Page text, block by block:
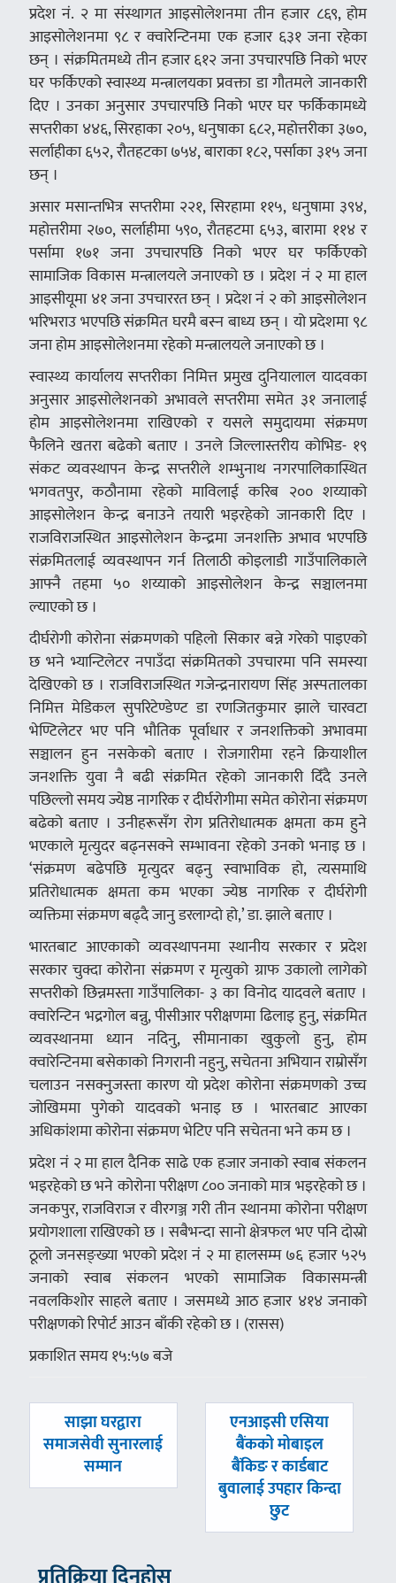
प्रदेश नं. २ मा संस्थागत आइसोलेशनमा तीन हजार ८६९, होम
आइसोलेशनमा ९८ र क्वारेन्टिनमा एक हजार ६३१ जना रहेका
छन् । संक्रमितमध्ये तीन हजार ६१२ जना उपचारपछि निको भएर
घर फर्किएको स्वास्थ्य मन्त्रालयका प्रवक्ता डा गौतमले जानकारी
दिए । उनका अनुसार उपचारपछि निको भएर घर फर्किकामध्ये
सप्तरीका ४४६, सिरहाका २०५, धनुषाका ६८२, महोत्तरीका ३७०,
सर्लाहीका ६५२, रौतहटका ७५४, बाराका १८२, पर्साका ३१५ जना
छन् ।
असार मसान्तभित्र सप्तरीमा २२१, सिरहामा ११५, धनुषामा ३९४,
महोत्तरीमा २७०, सर्लाहीमा ५९०, रौतहटमा ६५३, बारामा ११४ र
पर्सामा १७१ जना उपचारपछि निको भएर घर फर्किएको
सामाजिक विकास मन्त्रालयले जनाएको छ । प्रदेश नं २ मा हाल
आइसीयूमा ४१ जना उपचाररत छन् । प्रदेश नं २ को आइसोलेशन
भरिभराउ भएपछि संक्रमित घरमै बस्न बाध्य छन् । यो प्रदेशमा ९८
जना होम आइसोलेशनमा रहेको मन्त्रालयले जनाएको छ ।
स्वास्थ्य कार्यालय सप्तरीका निमित्त प्रमुख दुनियालाल यादवका
अनुसार आइसोलेशनको अभावले सप्तरीमा समेत ३१ जनालाई
होम आइसोलेशनमा राखिएको र यसले समुदायमा संक्रमण
फैलिने खतरा बढेको बताए । उनले जिल्लास्तरीय कोभिड- १९
संकट व्यवस्थापन केन्द्र सप्तरीले शम्भुनाथ नगरपालिकास्थित
भगवतपुर, कठौनामा रहेको माविलाई करिब २०० शय्याको
आइसोलेशन केन्द्र बनाउने तयारी भइरहेको जानकारी दिए ।
राजविराजस्थित आइसोलेशन केन्द्रमा जनशक्ति अभाव भएपछि
संक्रमितलाई व्यवस्थापन गर्न तिलाठी कोइलाडी गाउँपालिकाले
आफ्नै तहमा ५० शय्याको आइसोलेशन केन्द्र सञ्चालनमा
ल्याएको छ ।
दीर्घरोगी कोरोना संक्रमणको पहिलो सिकार बन्ने गरेको पाइएको
छ भने भ्यान्टिलेटर नपाउँदा संक्रमितको उपचारमा पनि समस्या
देखिएको छ । राजविराजस्थित गजेन्द्रनारायण सिंह अस्पतालका
निमित्त मेडिकल सुपरिटेण्डेण्ट डा‍ रणजितकुमार झाले चारवटा
भेण्टिलेटर भए पनि भौतिक पूर्वाधार र जनशक्तिको अभावमा
सञ्चालन हुन नसकेको बताए । रोजगारीमा रहने क्रियाशील
जनशक्ति युवा नै बढी संक्रमित रहेको जानकारी दिँदै उनले
पछिल्लो समय ज्येष्ठ नागरिक र दीर्घरोगीमा समेत कोरोना संक्रमण
बढेको बताए । उनीहरूसँग रोग प्रतिरोधात्मक क्षमता कम हुने
भएकाले मृत्युदर बढ्नसक्ने सम्भावना रहेको उनको भनाइ छ ।
‘संक्रमण बढेपछि मृत्युदर बढ्नु स्वाभाविक हो, त्यसमाथि
प्रतिरोधात्मक क्षमता कम भएका ज्येष्ठ नागरिक र दीर्घरोगी
व्यक्तिमा संक्रमण बढ्दै जानु डरलाग्दो हो,’ डा. झाले बताए ।
भारतबाट आएकाको व्यवस्थापनमा स्थानीय सरकार र प्रदेश
सरकार चुक्दा कोरोना संक्रमण र मृत्युको ग्राफ उकालो लागेको
सप्तरीको छिन्नमस्ता गाउँपालिका- ३ का विनोद यादवले बताए ।
क्वारेन्टिन भद्रगोल बन्नु, पीसीआर परीक्षणमा ढिलाइ हुनु, संक्रमित
व्यवस्थानमा ध्यान नदिनु, सीमानाका खुकुलो हुनु, होम
क्वारेन्टिनमा बसेकाको निगरानी नहुनु, सचेतना अभियान राम्रोसँग
चलाउन नसक्नुजस्ता कारण यो प्रदेश कोरोना संक्रमणको उच्च
जोखिममा पुगेको यादवको भनाइ छ । भारतबाट आएका
अधिकांशमा कोरोना संक्रमण भेटिए पनि सचेतना भने कम छ ।
प्रदेश नं २ मा हाल दैनिक साढे एक हजार जनाको स्वाब संकलन
भइरहेको छ भने कोरोना परीक्षण ८०० जनाको मात्र भइरहेको छ ।
जनकपुर, राजविराज र वीरगञ्ज गरी तीन स्थानमा कोरोना परीक्षण
प्रयोगशाला राखिएको छ । सबैभन्दा सानो क्षेत्रफल भए पनि दोस्रो
ठूलो जनसङ्ख्या भएको प्रदेश नं २ मा हालसम्म ७६ हजार ५२५
जनाको स्वाब संकलन भएको सामाजिक विकासमन्त्री
नवलकिशोर साहले बताए । जसमध्ये आठ हजार ४१४ जनाको
परीक्षणको रिपोर्ट आउन बाँकी रहेको छ । (रासस)
प्रकाशित समय १५:५७ बजे
पछिल्लाे
-
साझा घरद्वारा
समाजसेवी सुनारलाई
सम्मान
अघिल्लाे
एनआइसी एसिया
बैंकको मोबाइल
बैंकिङ र कार्डबाट
बुवालाई उपहार किन्दा
छुट